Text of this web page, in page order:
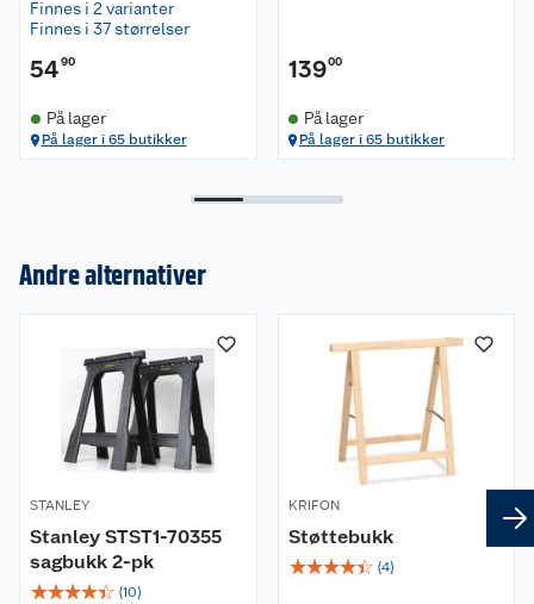
Finnes i 2 varianter
Finnes i 37 størrelser
5490
På lager
På lager i 65 butikker
13900
På lager
På lager i 65 butikker
Andre alternativer
STANLEY
Stanley STST1-70355
sagbukk 2-pk
☆☆☆☆☆ (10)
KRIFON
Støttebukk
☆☆☆☆☆ (4)
Kundeservice
Butikker
Kontakt oss
Reklamasjon
Om oss
Nyheter
Våre merkevarer
Våre kjeder
Personvern
Lavprisløfte
Oppussing med utemaling